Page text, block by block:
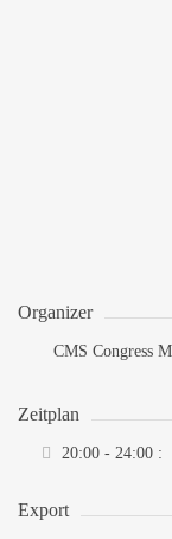
Organizer
CMS Congress
Zeitplan
20:00 - 24:00 :
Export